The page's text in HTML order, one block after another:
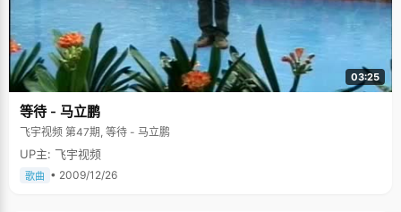
03:25
等待 - 马立鹏
飞宇视频 第47期, 等待 - 马立鹏
UP主: 飞宇视频
歌曲 • 2009/12/26